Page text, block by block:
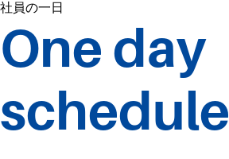
社員の一日
One day
schedule